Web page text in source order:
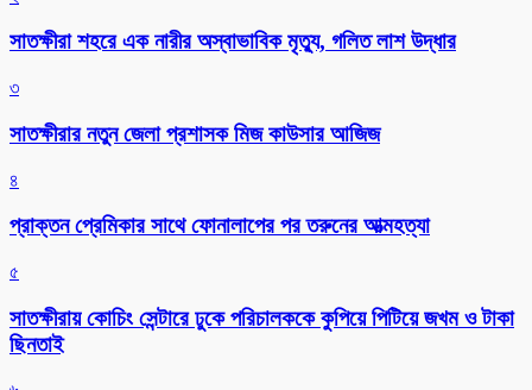
সাতক্ষীরা শহরে এক নারীর অস্বাভাবিক মৃত্যু, গলিত লাশ উদ্ধার
৩
সাতক্ষীরার নতুন জেলা প্রশাসক মিজ কাউসার আজিজ
৪
প্রাক্তন প্রেমিকার সাথে ফোনালাপের পর তরুনের আত্মহত্যা
৫
সাতক্ষীরায় কোচিং সেন্টারে ঢুকে পরিচালককে কুপিয়ে পিটিয়ে জখম ও টাকা
ছিনতাই